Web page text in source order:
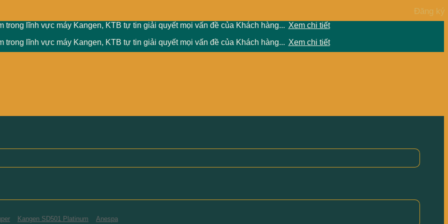
trong lĩnh vực máy Kangen, KTB tự tin giải quyết mọi vấn đề của Khách hàng... Xem chi tiết
trong lĩnh vực máy Kangen, KTB tự tin giải quyết mọi vấn đề của Khách hàng... Xem chi tiết
Kangen SD501 Platinum Anespa